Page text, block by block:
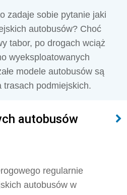
zadaje sobie pytanie jaki
autobusów? Choć
tabor, po drogach wciąż
wyeksploatowanych
modele autobusów są
trasach podmiejskich.
autobusów
regularnie
autobusów w